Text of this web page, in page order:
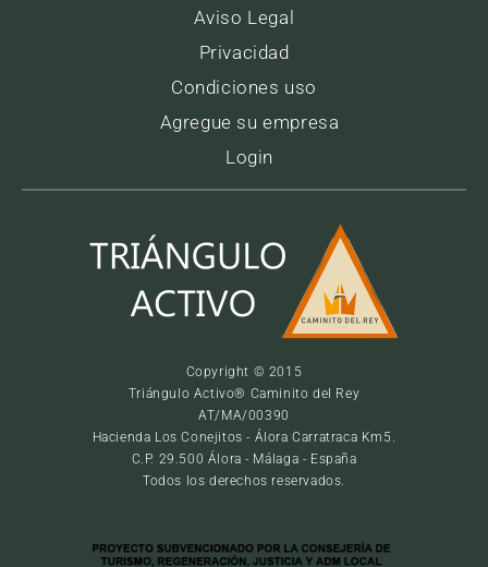
Aviso Legal
Privacidad
Condiciones uso
Agregue su empresa
Login
Copyright © 2015
Triángulo Activo® Caminito del Rey
AT/MA/00390
Hacienda Los Conejitos - Álora Carratraca Km5.
C.P. 29.500 Álora - Málaga - España
Todos los derechos reservados.